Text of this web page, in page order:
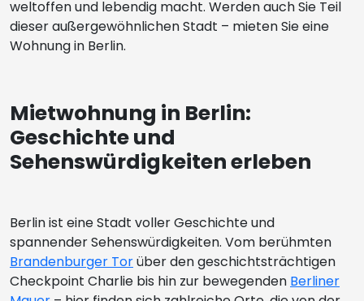
weltoffen und lebendig macht. Werden auch Sie Teil
dieser außergewöhnlichen Stadt – mieten Sie eine
Wohnung in Berlin.
Mietwohnung in Berlin:
Geschichte und
Sehenswürdigkeiten erleben
Berlin ist eine Stadt voller Geschichte und
spannender Sehenswürdigkeiten. Vom berühmten
Brandenburger Torüber den geschichtsträchtigen
Checkpoint Charlie bis hin zur bewegenden Berliner